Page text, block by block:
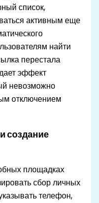
список,
активным еще
найти
перестала
эффект
невозможно
отключением
создание
площадках
сбор личных
телефон,